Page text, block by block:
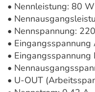
• Nennleistung: 80 W
•
• Nennspannung:
•
•
•
• U-OUT